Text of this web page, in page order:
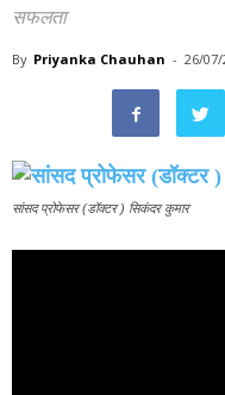
सफलता
By Priyanka Chauhan - 26/07/
सांसद प्रोफेसर (डॉक्टर ) सिकंदर कुमार